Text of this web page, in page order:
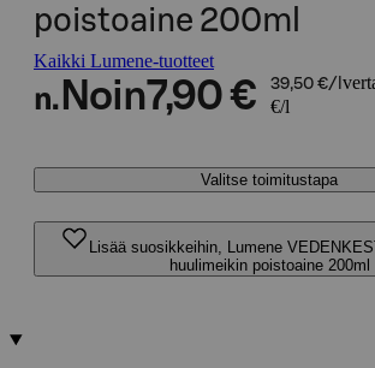
poistoaine 200ml
Kaikki Lumene-tuotteet
n. Noin7,90 € 39,50 €/l
€/l
Valitse toimitustapa
Lisää suosikkeihin, Lumene
huulimeikin poistoaine 200ml